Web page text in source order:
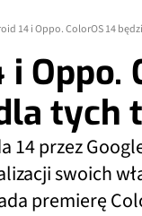
14 i Oppo. ColorOS 14
Oppo.
tych
14 przez
swoich
premierę